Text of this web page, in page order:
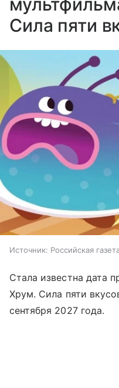
Сила пяти
Источник: Российская
Стала известна дата
Хрум. Сила пяти
сентября 2027 года.